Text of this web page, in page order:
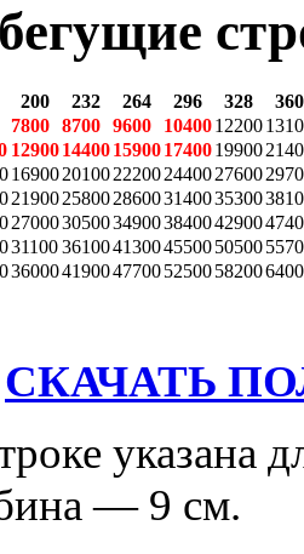
200 232 264 296 328
360
7800 8700 9600 1040012200
1290014400159001740019900
1690020100222002440027600
2190025800286003140035300
2700030500349003840042900
3110036100413004550050500
3600041900477005250058200
СКАЧАТЬ
указана
— 9 см.